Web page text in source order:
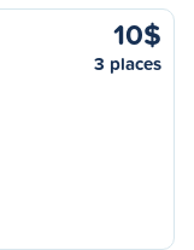
10$
3 places